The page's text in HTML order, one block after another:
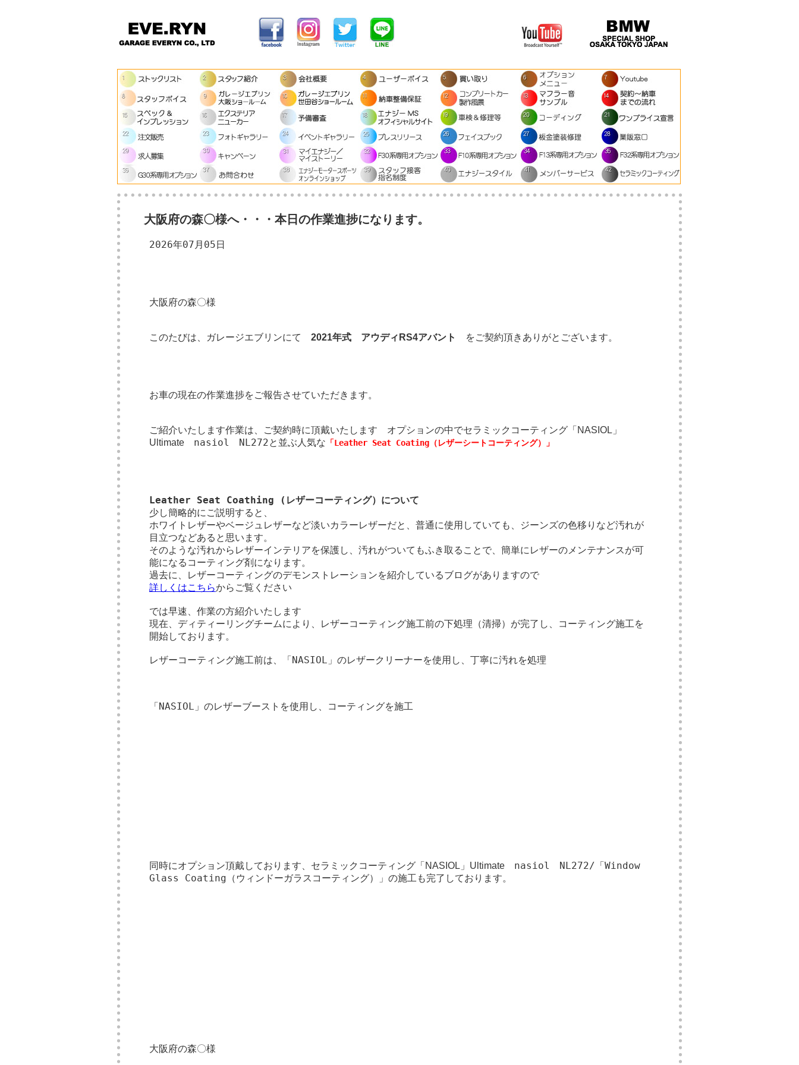
大阪府の森〇様へ・・・本日の作業進捗になります。
2026年07月05日
大阪府の森〇様
このたびは、ガレージエブリンにて 2021年式 アウディRS4アバント をご契約頂きありがとございます。
お車の現在の作業進捗をご報告させていただきます。
ご紹介いたします作業は、ご契約時に頂戴いたします オプションの中でセラミックコーティング 「NASIOL」
Ultimate nasiol NL272と並ぶ人気な 「Leather Seat Coating（レザーシートコーティング）」
Leather Seat Coathing (レザーコーティング）について
少し簡略的にご説明すると、
ホワイトレザーやベージュレザーなど淡いカラーレザーだと、普通に使用していても、ジーンズの色移りなど汚れが
目立つなどあると思います。
そのような汚れからレザーインテリアを保護し、汚れがついてもふき取ることで、簡単にレザーのメンテナンスが可
能になるコーティング剤になります。
過去に、レザーコーティングのデモンストレーションを紹介しているブログがありますので
詳しくはこちらからご覧ください
では早速、作業の方紹介いたします
現在、ディティーリングチームにより、レザーコーティング施工前の下処理（清掃）が完了し、コーティング施工を
開始しております。
レザーコーティング施工前は、「NASIOL」のレザークリーナーを使用し、丁寧に汚れを処理
「NASIOL」のレザーブーストを使用し、コーティングを施工
同時にオプション頂戴しております、セラミックコーティング 「NASIOL」Ultimate nasiol NL272/「Window
Glass Coating（ウィンドーガラスコーティング）」の施工も完了しております。
大阪府の森〇様